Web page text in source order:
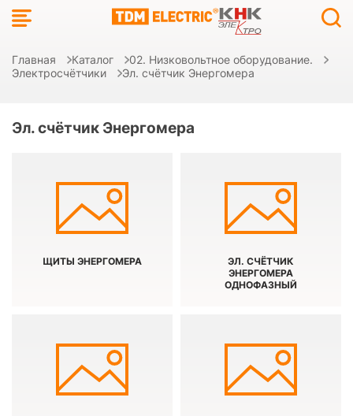
Главная Каталог
02. Низковольтное оборудование.
Электросчётчики
Эл. счётчик Энергомера
Эл. счётчик Энергомера
ЩИТЫ ЭНЕРГОМЕРА
ЭЛ. СЧЁТЧИК
ЭНЕРГОМЕРА
ОДНОФАЗНЫЙ